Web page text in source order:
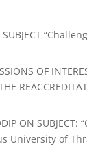
OF
ON SUBJECT:
University of